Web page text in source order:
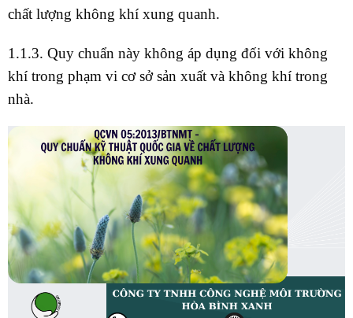
chất lượng không khí xung quanh.
1.1.3. Quy chuẩn này không áp dụng đối với không
khí trong phạm vi cơ sở sản xuất và không khí trong
nhà.